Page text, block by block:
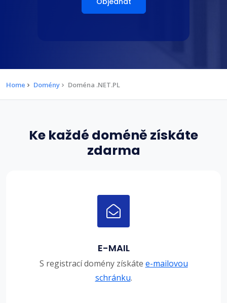
Home Domény Doména .NET.PL
Ke každé doméně získáte
zdarma
E-MAIL
S registrací domény získáte e-mailovou
schránku.